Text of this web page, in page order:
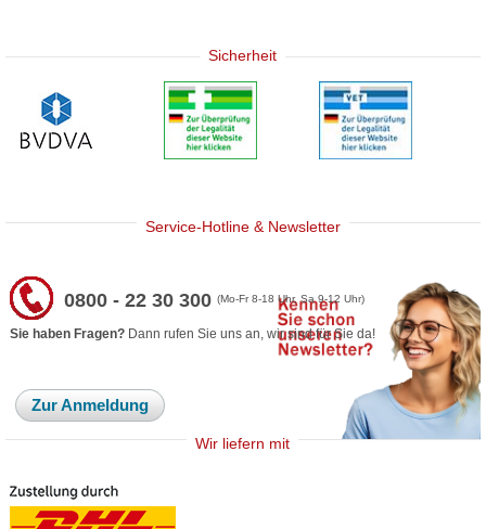
Sicherheit
Service-Hotline & Newsletter
0800 - 22 30 300(Mo-Fr 8-18 Uhr, Sa 9-12 Uhr)
Sie haben Fragen? Dann rufen Sie uns an, wir sind für Sie da!
Zur Anmeldung
Wir liefern mit